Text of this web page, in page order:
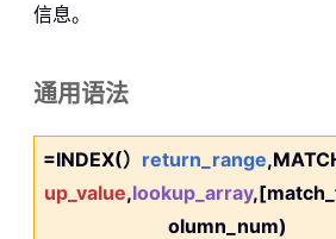
信息。
通用语法
=INDEX(） return_range
up_value,lookup_array
olumn_num)